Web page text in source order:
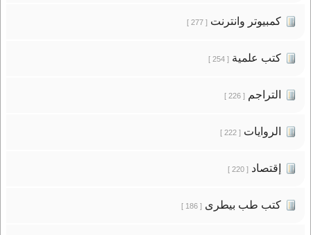
كمبيوتر وانترنت[ 277 ]
كتب علمية[ 254 ]
التراجم[ 226 ]
الروايات[ 222 ]
إقتصاد[ 220 ]
كتب طب بيطرى[ 186 ]